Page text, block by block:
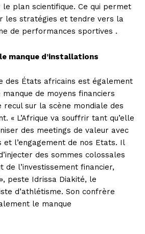
le plan scientifique. Ce qui permet
les stratégies et tendre vers la
de performances sportives .
manque d’installations
des États africains est également
de moyens financiers
recul sur la scène mondiale des
« L’Afrique va souffrir tant qu’elle
des meetings de valeur avec
l’engagement de nos Etats. Il
des sommes colossales
l’investissement financier,
peste Idrissa Diakité, le
d’athlétisme. Son confrère
le manque